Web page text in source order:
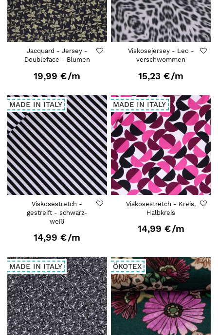
Jacquard - Jersey -
Doubleface - Blumen
19,99 €/m
Viskosejersey - Leo -
verschwommen
15,23 €/m
MADE IN ITALY
Viskosestretch -
gestreift - schwarz-
weiß
14,99 €/m
MADE IN ITALY
Viskosestretch - Kreis,
Halbkreis
14,99 €/m
MADE IN ITALY ÖKOTEX